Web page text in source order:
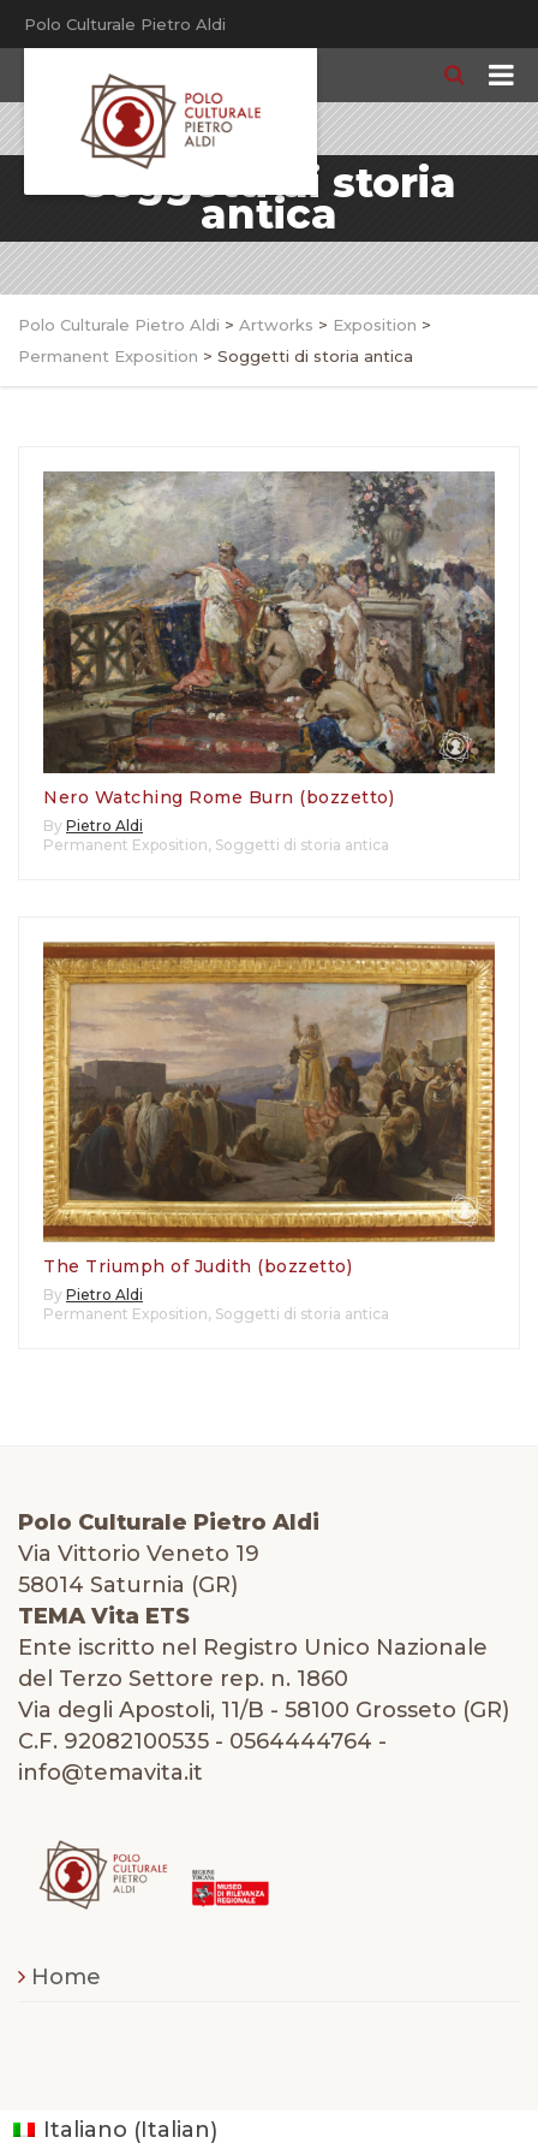
Polo Culturale Pietro Aldi
Soggetti di storia
antica
Polo Culturale Pietro Aldi > Artworks > Exposition >
Permanent Exposition > Soggetti di storia antica
Nero Watching Rome Burn (bozzetto)
By Pietro Aldi
Permanent Exposition, Soggetti di storia antica
The Triumph of Judith (bozzetto)
By Pietro Aldi
Permanent Exposition, Soggetti di storia antica
Polo Culturale Pietro Aldi
Via Vittorio Veneto 19
58014 Saturnia (GR)
TEMA Vita ETS
Ente iscritto nel Registro Unico Nazionale
del Terzo Settore rep. n. 1860
Via degli Apostoli, 11/B - 58100 Grosseto (GR)
C.F. 92082100535 - 0564444764 -
info@temavita.it
Home
Italiano (Italian)